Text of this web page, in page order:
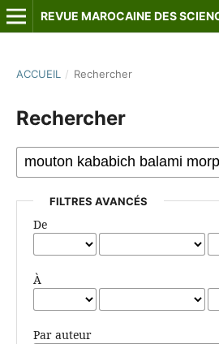
ACCUEIL / Rechercher
Rechercher
FILTRES AVANCÉS
De
À
Par auteur